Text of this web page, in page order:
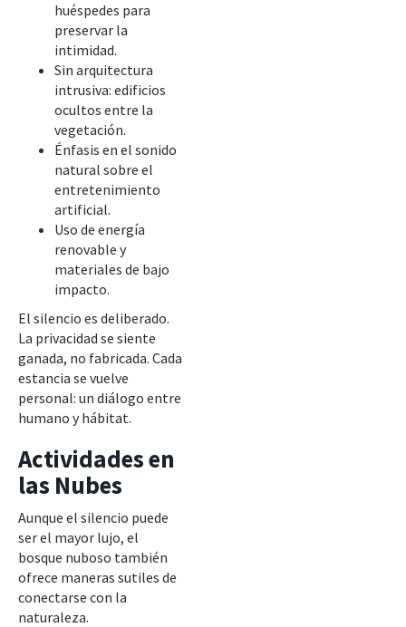
huéspedes para
preservar la
intimidad.
Sin arquitectura
intrusiva: edificios
ocultos entre la
vegetación.
Énfasis en el sonido
natural sobre el
entretenimiento
artificial.
Uso de energía
renovable y
materiales de bajo
impacto.
El silencio es deliberado.
La privacidad se siente
ganada, no fabricada. Cada
estancia se vuelve
personal: un diálogo entre
humano y hábitat.
Actividades en
las Nubes
Aunque el silencio puede
ser el mayor lujo, el
bosque nuboso también
ofrece maneras sutiles de
conectarse con la
naturaleza.